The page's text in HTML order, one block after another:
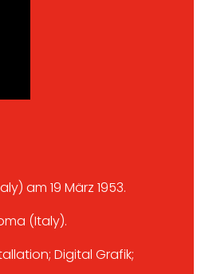
am 19 März 1953.
(Italy).
Digital Grafik;